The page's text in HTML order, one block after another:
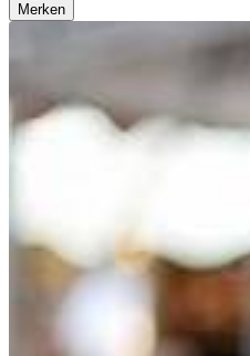
Merken